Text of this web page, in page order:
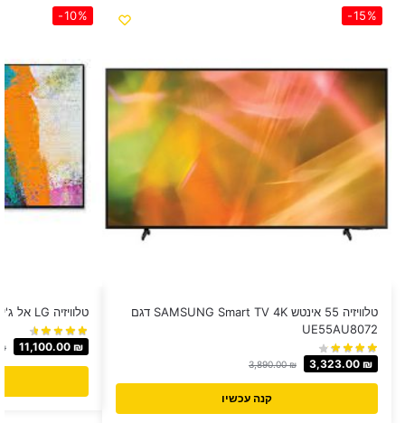
-15%
טלוויזיה 55 אינטש SAMSUNG Smart TV 4K דגם
UE55AU8072
3,890.00₪ 3,323.00 ₪
קנה עכשיו
-10%
טלוויזיה LG אל ג'י 65 אינטש דגם OLED65GX
₪ 11,100.00 ₪